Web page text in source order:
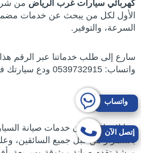
كهربائي سيارات غرب الرياض من
الأول لكل من يبحث عن خدمات
السرعة، والتوفير.
سارع إلى طلب خدماتنا عبر الرقم هذا
واتساب: 0539732915 ودع سيارتك في عهدة الأفضل.
مما لا شك فيه أن خدمات صيانة
باستمرار من قبل جميع السائقين،
إتصل الآن
واتساب